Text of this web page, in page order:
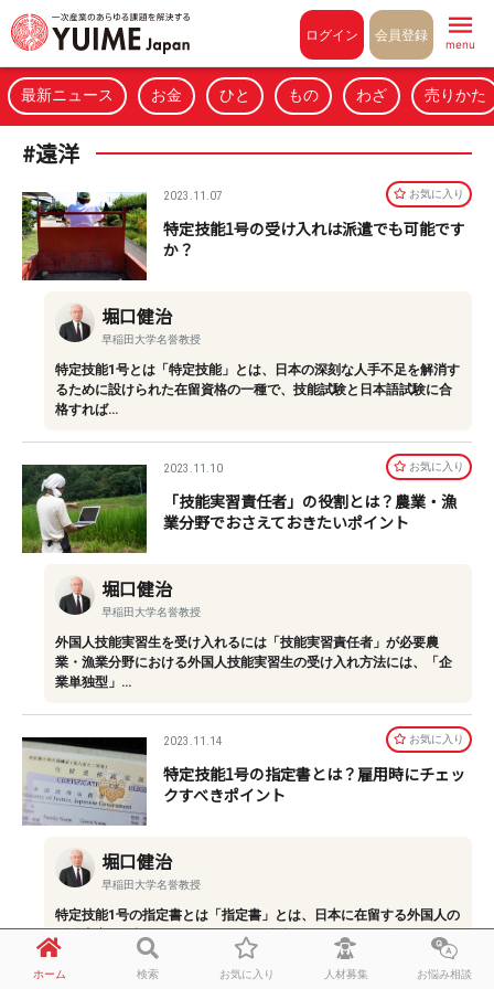
ログイン 会員登録
menu
最新ニュース お金 ひと もの わざ 売りかた
#遠洋
2023.11.07 お気に⼊り
特定技能1号の受け入れは派遣でも可能です
か？
堀口健治
早稲田大学名誉教授
特定技能1号とは「特定技能」とは、日本の深刻な人手不足を解消す
るために設けられた在留資格の一種で、技能試験と日本語試験に合
格すれば…
2023.11.10 お気に⼊り
「技能実習責任者」の役割とは？農業・漁
業分野でおさえておきたいポイント
堀口健治
早稲田大学名誉教授
外国人技能実習生を受け入れるには「技能実習責任者」が必要農
業・漁業分野における外国人技能実習生の受け入れ方法には、「企
業単独型」…
2023.11.14 お気に⼊り
特定技能1号の指定書とは？雇用時にチェッ
クすべきポイント
堀口健治
早稲田大学名誉教授
特定技能1号の指定書とは「指定書」とは、日本に在留する外国人の
活動内容を確認するためのもので、在留カードとともに発行されま
す。全て…
ホーム 検索 お気に入り 人材募集 お悩み相談